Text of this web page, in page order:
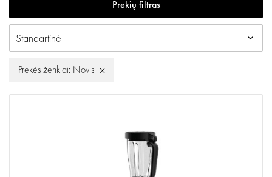
Prekių filtras
Prekės ženklai: Novis